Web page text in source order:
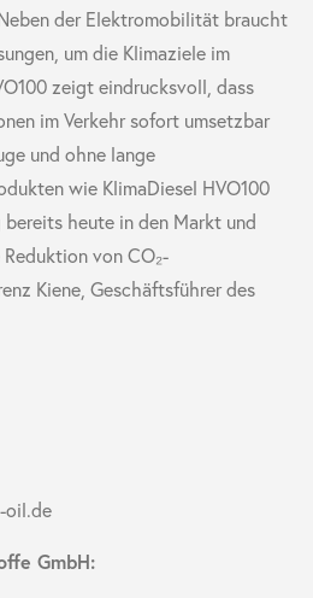
der Elektromobilität braucht
um die Klimaziele im
zeigt eindrucksvoll, dass
im Verkehr sofort umsetzbar
und ohne lange
wie KlimaDiesel HVO100
heute in den Markt und
von CO₂-
Kiene, Geschäftsführer des
oil.de
GmbH: